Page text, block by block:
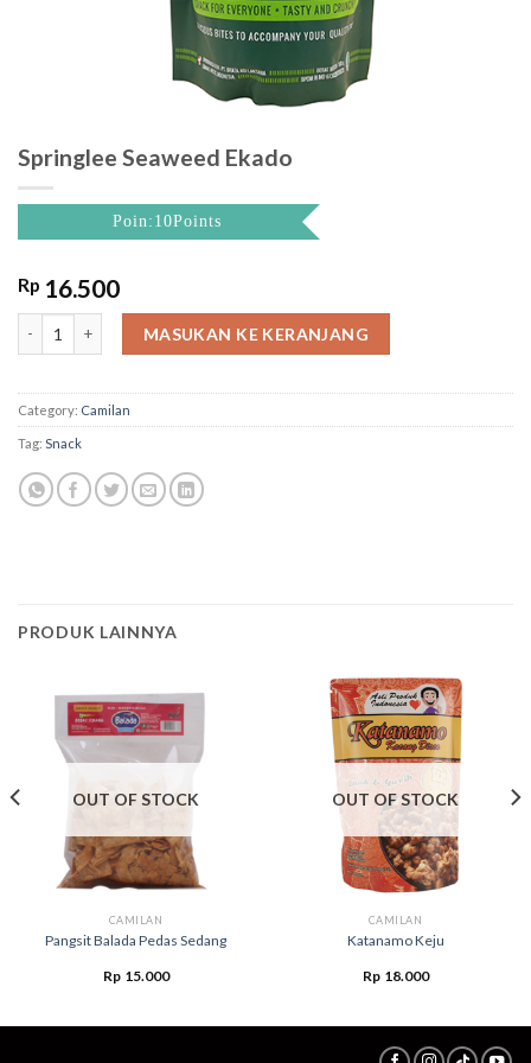
Springlee Seaweed Ekado
Poin:10Points
Rp 16.500
MASUKAN KE KERANJANG
Category: Camilan
Tag: Snack
PRODUK LAINNYA
OUT OF STOCK
CAMILAN
Pangsit Balada Pedas Sedang
Rp 15.000
OUT OF STOCK
CAMILAN
Katanamo Keju
Rp 18.000